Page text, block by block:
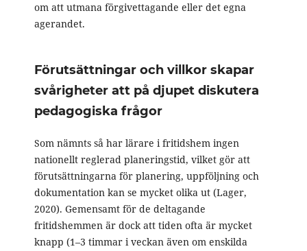
om att utmana förgivettagande eller det egna
agerandet.
Förutsättningar och villkor skapar
svårigheter att på djupet diskutera
pedagogiska frågor
Som nämnts så har lärare i fritidshem ingen
nationellt reglerad planeringstid, vilket gör att
förutsättningarna för planering, uppföljning och
dokumentation kan se mycket olika ut (Lager,
2020). Gemensamt för de deltagande
fritidshemmen är dock att tiden ofta är mycket
knapp (1–3 timmar i veckan även om enskilda